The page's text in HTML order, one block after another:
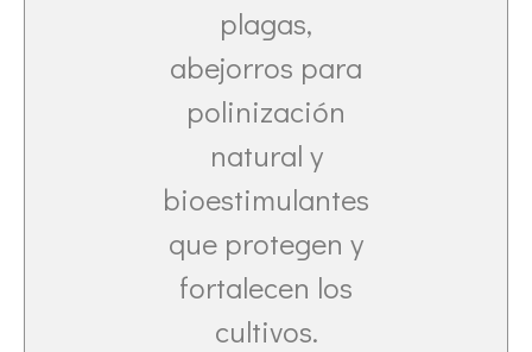
plagas,
abejorros para
polinización
natural y
bioestimulantes
que protegen y
fortalecen los
cultivos.